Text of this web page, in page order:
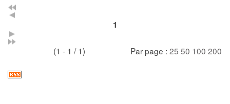
1
(1 - 1 / 1) Par page : 25 50 100 200